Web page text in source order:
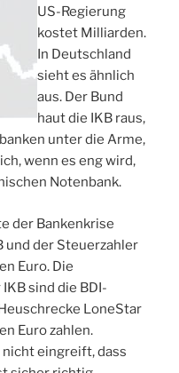
US-Regierung
kostet Milliarden.
In Deutschland
sieht es ähnlich
aus. Der Bund
haut die IKB raus,
unter die Arme,
wenn es eng wird,
Notenbank.
der Bankenkrise
und der Steuerzahler
Euro. Die
sind die BDI-
LoneStar
Euro zahlen.
eingreift, dass